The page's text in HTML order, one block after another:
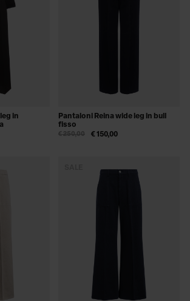
in
Pantaloni Reina wide leg in bull
fisso
€ 150,00
€ 250,00